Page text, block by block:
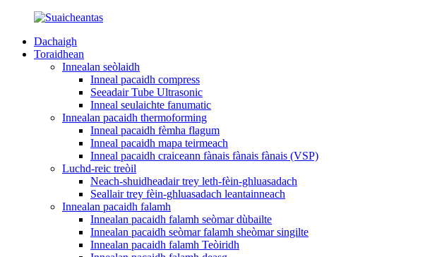
Dachaigh
Toraidhean
Innealan seòlaidh
Inneal pacaidh compress
Seeadair Tube Ultrasonic
Inneal seulaichte fanumatic
Innealan pacaidh thermoforming
Inneal pacaidh fèmha flagum
Inneal pacaidh mapa teirmeach
Inneal pacaidh craiceann fànais fànais fànais (VSP)
Luchd-reic treòil
Neach-shuidheadair trey leth-fèin-ghluasadach
Seallair trey fèin-ghluasadach leantainneach
Innealan pacaidh falamh
Innealan pacaidh falamh seòmar dùbailte
Innealan pacaidh seòmar falamh sheòmar singilte
Innealan pacaidh falamh Teòiridh